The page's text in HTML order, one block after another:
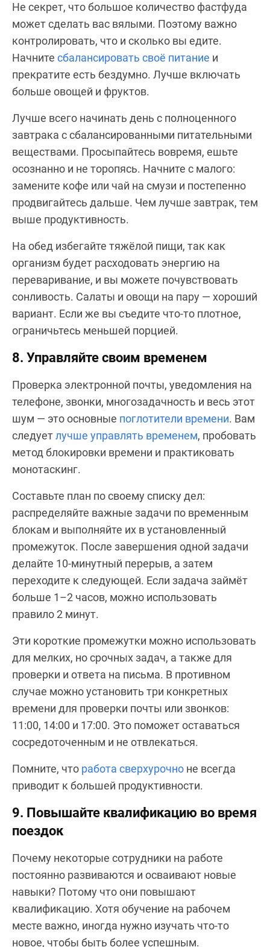
Не секрет, что большое количество фастфуда
может сделать вас вялыми. Поэтому важно
контролировать, что и сколько вы едите.
Начните сбалансировать своё питание и
прекратите есть бездумно. Лучше включать
больше овощей и фруктов.
Лучше всего начинать день с полноценного
завтрака с сбалансированными питательными
веществами. Просыпайтесь вовремя, ешьте
осознанно и не торопясь. Начните с малого:
замените кофе или чай на смузи и постепенно
продвигайтесь дальше. Чем лучше завтрак, тем
выше продуктивность.
На обед избегайте тяжёлой пищи, так как
организм будет расходовать энергию на
переваривание, и вы можете почувствовать
сонливость. Салаты и овощи на пару — хороший
вариант. Если же вы съедите что-то плотное,
ограничьтесь меньшей порцией.
8. Управляйте своим временем
Проверка электронной почты, уведомления на
телефоне, звонки, многозадачность и весь этот
шум — это основные поглотители времени. Вам
следуетлучше управлять временем, пробовать
метод блокировки времени и практиковать
монотаскинг.
Составьте план по своему списку дел:
распределяйте важные задачи по временным
блокам и выполняйте их в установленный
промежуток. После завершения одной задачи
делайте 10-минутный перерыв, а затем
переходите к следующей. Если задача займёт
больше 1–2 часов, можно использовать
правило 2 минут.
Эти короткие промежутки можно использовать
для мелких, но срочных задач, а также для
проверки и ответа на письма. В противном
случае можно установить три конкретных
времени для проверки почты или звонков:
11:00, 14:00 и 17:00. Это поможет оставаться
сосредоточенным и не отвлекаться.
Помните, что работа сверхурочно не всегда
приводит к большей продуктивности.
9. Повышайте квалификацию во время
поездок
Почему некоторые сотрудники на работе
постоянно развиваются и осваивают новые
навыки? Потому что они повышают
квалификацию. Хотя обучение на рабочем
месте важно, иногда нужно изучать что-то
новое, чтобы быть более успешным.